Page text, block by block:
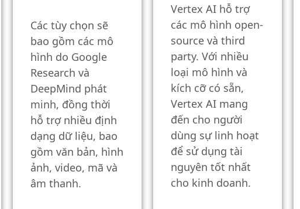
Các tùy chọn sẽ
bao gồm các mô
hình do Google
Research và
DeepMind phát
minh, đồng thời
hỗ trợ nhiều định
dạng dữ liệu, bao
gồm văn bản, hình
ảnh, video, mã và
âm thanh.
Vertex AI hỗ trợ
các mô hình open-
source và third
party. Với nhiều
loại mô hình và
kích cỡ có sẵn,
Vertex AI mang
đến cho người
dùng sự linh hoạt
để sử dụng tài
nguyên tốt nhất
cho kinh doanh.